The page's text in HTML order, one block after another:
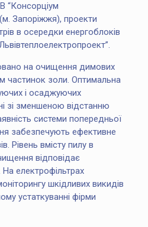
“Консорціум
(м. Запоріжжя), проекти
в осередки енергоблоків
на очищення димових
частинок золи. Оптимальна
і осаджуючих
зі зменшеною відстанню
системи попередньої
забезпечують ефективне
Рівень вмісту пилу в
відповідає
електрофільтрах
шкідливих викидів
устаткуванні фірми